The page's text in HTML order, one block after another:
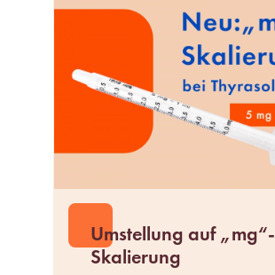
Umstellung auf „mg“-
Skalierung